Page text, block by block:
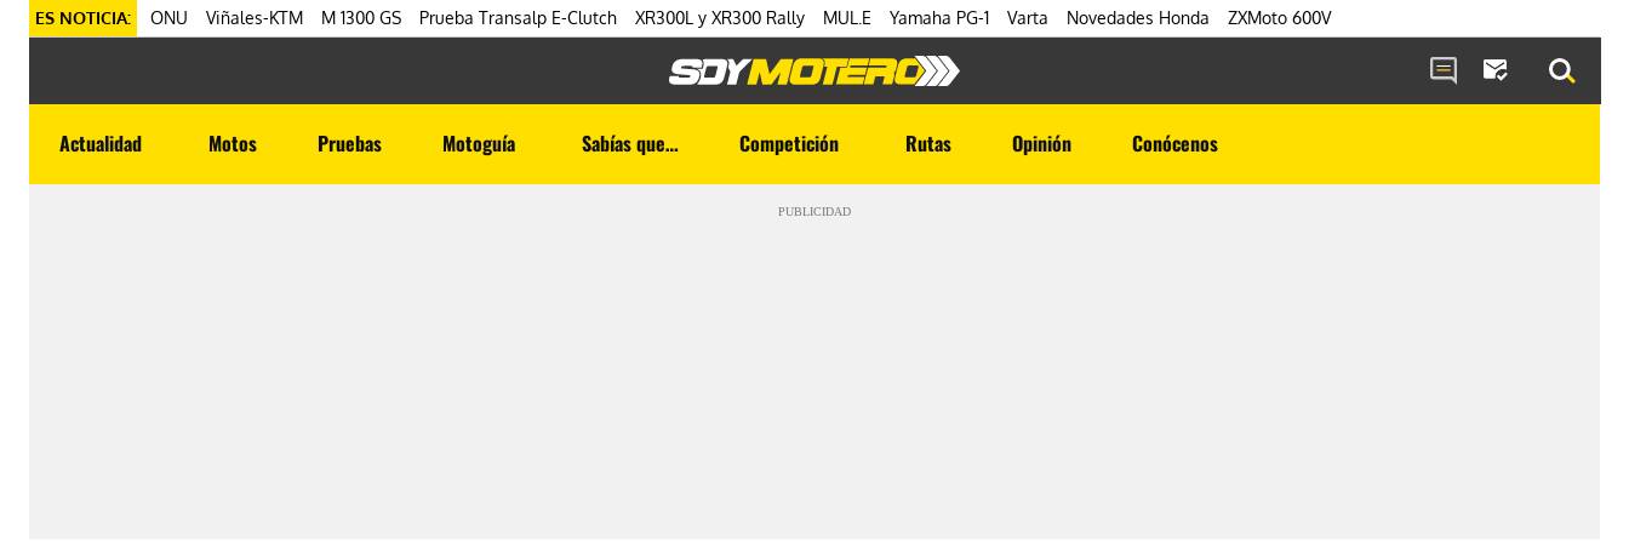
ES NOTICIA: ONU Viñales-KTM M 1300 GS Prueba Transalp E-Clutch XR300L y XR300 Rally MUL.E Yamaha PG-1 Varta Novedades Honda ZXMoto 600V
Actualidad Motos Pruebas Motoguía Sabías que… Competición Rutas Opinión Conócenos
PUBLICIDAD